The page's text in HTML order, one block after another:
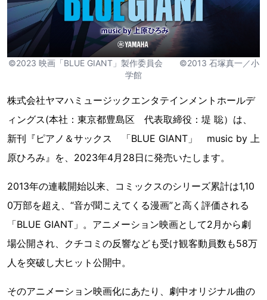
©2023 映画「BLUE GIANT」製作委員会 ©2013 石塚真一／小
学館
株式会社ヤマハミュージックエンタテインメントホールデ
ィングス(本社：東京都豊島区 代表取締役：堤 聡）は、
新刊『ピアノ＆サックス 「BLUE GIANT」 music by 上
原ひろみ』を、2023年4月28日に発売いたします。
2013年の連載開始以来、コミックスのシリーズ累計は1,10
0万部を超え、“音が聞こえてくる漫画”と高く評価される
「BLUE GIANT」。アニメーション映画として2月から劇
場公開され、クチコミの反響なども受け観客動員数も58万
人を突破し大ヒット公開中。
そのアニメーション映画化にあたり、劇中オリジナル曲の